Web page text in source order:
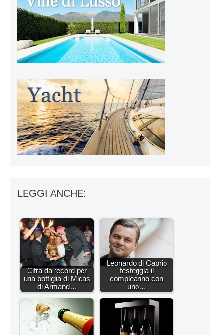
LEGGI ANCHE:
Cifra da record per
una bottiglia di Midas
di Armand…
Leonardo di Caprio
festeggia il
compleanno con
uno…